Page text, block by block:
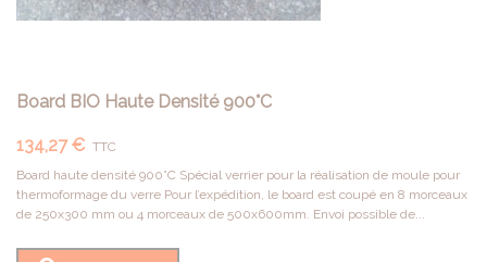
Board BIO Haute Densité 900°C
134,27 € TTC
Board haute densité 900°C Spécial verrier pour la réalisation de moule pour
thermoformage du verre Pour l’expédition, le board est coupé en 8 morceaux
de 250x300 mm ou 4 morceaux de 500x600mm. Envoi possible de...